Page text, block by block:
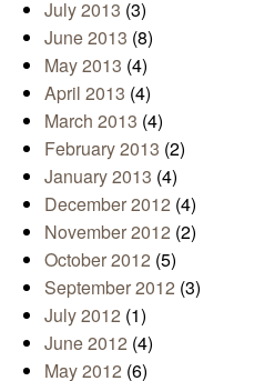
July 2013 (3)
June 2013 (8)
May 2013 (4)
April 2013 (4)
March 2013 (4)
February 2013 (2)
January 2013 (4)
December 2012 (4)
November 2012 (2)
October 2012 (5)
September 2012 (3)
July 2012 (1)
June 2012 (4)
May 2012 (6)